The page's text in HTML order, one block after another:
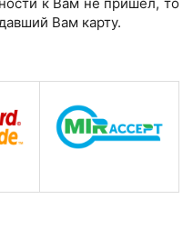
Вам карту.